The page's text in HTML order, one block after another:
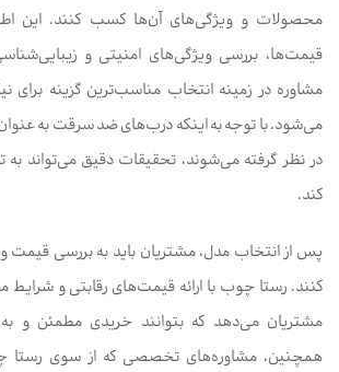
محصولات و ویژگی‌های آن‌ها کسب کنند. این
قیمت‌ها، بررسی ویژگی‌های امنیتی و
مشاوره در زمینه انتخاب مناسب‌ترین گزینه برای
می‌شود. با توجه به اینکه درب‌های ضد سرقت به
در نظر گرفته می‌شوند، تحقیقات دقیق می‌تواند
کند.
پس از انتخاب مدل، مشتریان باید به بررسی قیمت
کنند. رستا چوب با ارائه قیمت‌های رقابتی و شرایط
مشتریان می‌دهد که بتوانند خریدی مطمئن و
همچنین، مشاوره‌های تخصصی که از سوی رستا